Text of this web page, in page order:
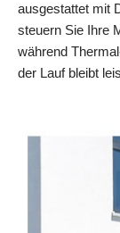
ausgestattet mit
steuern Sie Ihre
während
der Lauf bleibt